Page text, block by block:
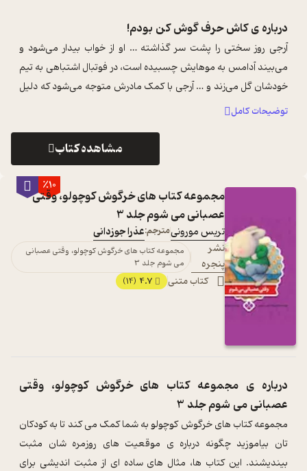
درباره یکاش حرف گوش کن بودم!
آرجی روز سختی را پشت سر گذاشته … او از خواب بیدار می‌شود و
می‌بیند آدامس به موهایش چسبیده است، در فوتبال اشتباهی به تیم
خودشان گل می‌زند و … آرجی با کمک مادرش متوجه می‌شود که دلیل
همه‌ی اشتباهات، گوش ...
توضیحات کامل
مشاهده کتاب
٪10
مجموعه کتاب های خرگوش کوچولو، وقتی
عصبانی می شوم جلد 3
تریس مورونیمترجم:عذرا جوزدانی
نشر
پنجره
مجموعه کتاب های خرگوش کوچولو، وقتی عصبانی
می شوم جلد 3
کتاب متنی 4.7
(14)
درباره ی مجموعه کتاب های خرگوش کوچولو، وقتی
عصبانی می شوم جلد 3
مجموعه کتاب های خرگوش کوچولو به شما کمک می کند تا به کودکان
تان بیاموزید چگونه درباره ی موقعیت های روزمره شان مثبت
بیندیشند. این کتاب ها، مثال های ساده ای از مثبت اندیشی برای